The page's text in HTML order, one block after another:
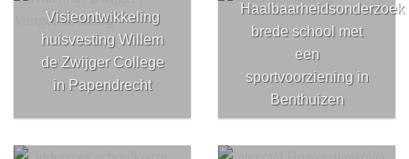
Visieontwikkeling
huisvesting Willem
de Zwijger College
in Papendrecht
Haalbaarheidsonderzoek
brede school met
een
sportvoorziening in
Benthuizen